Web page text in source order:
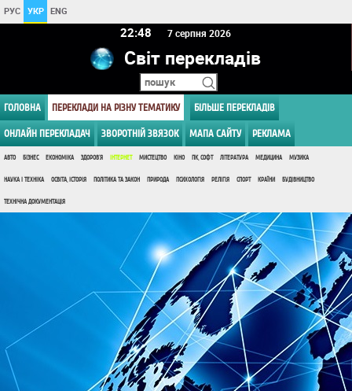
РУС УКР ENG
22:48 7 серпня 2026
Світ перекладів
ГОЛОВНА ПЕРЕКЛАДИ НА РІЗНУ ТЕМАТИКУ БІЛЬШЕ ПЕРЕКЛАДІВ
ОНЛАЙН ПЕРЕКЛАДАЧ ЗВОРОТНІЙ ЗВЯЗОК МАПА САЙТУ РЕКЛАМА
АВТО БІЗНЕС ЕКОНОМІКА ЗДОРОВ'Я ІНТЕРНЕТ МИСТЕЦТВО КІНО ПК, СОФТ ЛІТЕРАТУРА МЕДИЦИНА МУЗИКА
НАУКА І ТЕХНІКА ОСВІТА, ІСТОРІЯ ПОЛІТИКА ТА ЗАКОН ПРИРОДА ПСИХОЛОГІЯ РЕЛІГІЯ СПОРТ КРАЇНИ БУДІВНИЦТВО
ТЕХНІЧНА ДОКУМЕНТАЦІЯ